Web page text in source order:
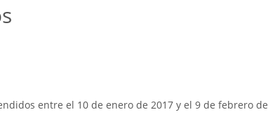
entre el 10 de enero de 2017 y el 9 de febrero de